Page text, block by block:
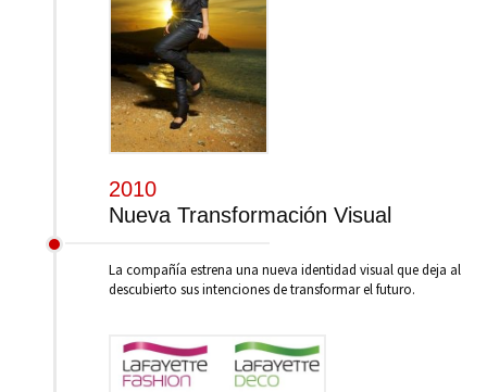
2010
Nueva Transformación Visual
La compañía estrena una nueva identidad visual que deja al
descubierto sus intenciones de transformar el futuro.